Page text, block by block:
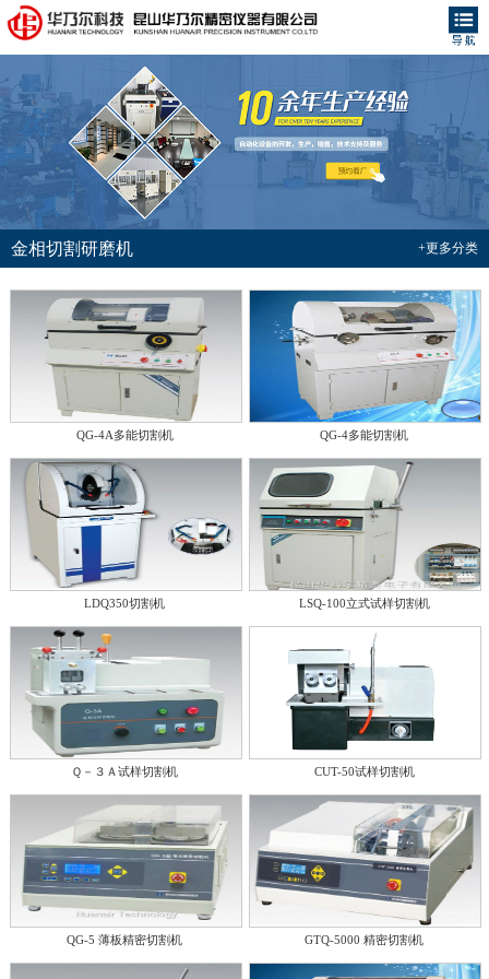
金相切割研磨机 +更多分类
QG-4A多能切割机 QG-4多能切割机
LDQ350切割机 LSQ-100立式试样切割机
Ｑ－３Ａ试样切割机 CUT-50试样切割机
QG-5 薄板精密切割机 GTQ-5000 精密切割机